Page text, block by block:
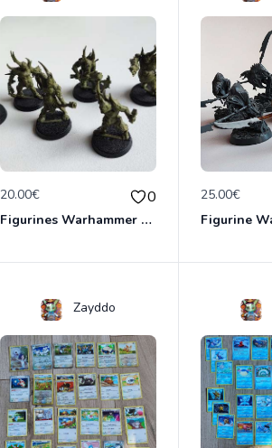
20.00€ 0
Figurines Warhammer 40K
25.00€
Zayddo